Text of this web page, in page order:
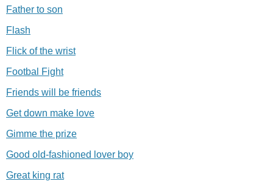
Father to son
Flash
Flick of the wrist
Footbal Fight
Friends will be friends
Get down make love
Gimme the prize
Good old-fashioned lover boy
Great king rat